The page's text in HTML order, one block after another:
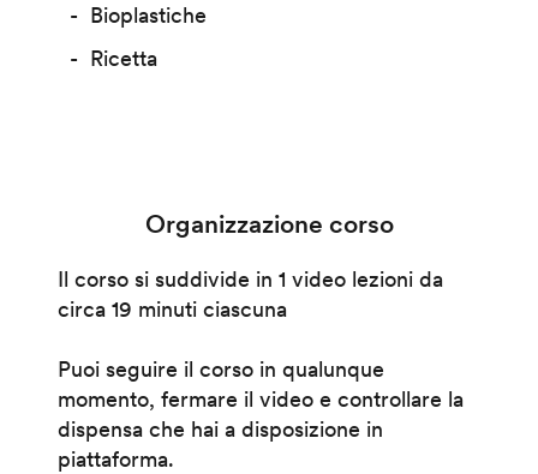
Bioplastiche
Ricetta
Organizzazione corso
Il corso si suddivide in 1 video lezioni da
circa 19 minuti ciascuna
Puoi seguire il corso in qualunque
momento, fermare il video e controllare la
dispensa che hai a disposizione in
piattaforma.